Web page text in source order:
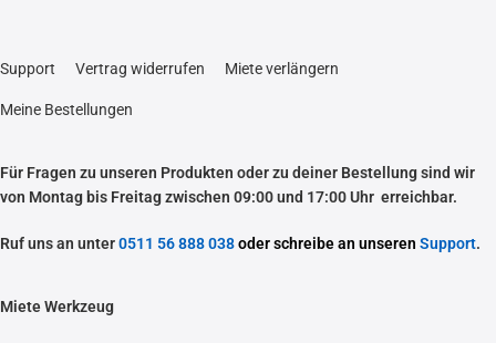
Support Vertrag widerrufen Miete verlängern
Meine Bestellungen
Für Fragen zu unseren Produkten oder zu deiner Bestellung sind wir
von Montag bis Freitag zwischen 09:00 und 17:00 Uhr erreichbar.
Ruf uns an unter0511 56 888 038oder schreibe an unseren Support.
Miete Werkzeug